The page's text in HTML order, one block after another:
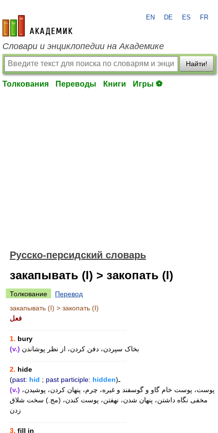
academic.ru
EN DE ES FR
Словари и энциклопедии на Академике
Найти!
Толкования Переводы Книги Игры ⚽
Русско-персидский словарь
закапывать (I) > закопать (I)
Толкование
Перевод
закапывать (I) > закопать (I)
فعل
1. bury
(v.) بخاک سپردن، دفن کردن، از نظر پوشاندن
2. hide
(past: hid ; past participle: hidden )ـ
(v.)
مخفی نگاه داشتن، پنهان شدن، نهفتن، پوست کندن، (مج.) سخت شلاق
زدن
3. fill in